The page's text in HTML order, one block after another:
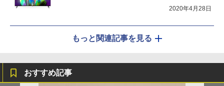
2020年4月28日
もっと関連記事を見る
おすすめ記事